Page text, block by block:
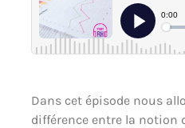
Dans cet épisode nous
différence entre la notion